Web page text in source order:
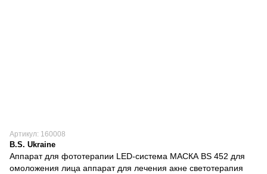
Артикул: 160008
B.S. Ukraine
Аппарат для фототерапии LED-система МАСКА BS 452 для
омоложения лица аппарат для лечения акне светотерапия